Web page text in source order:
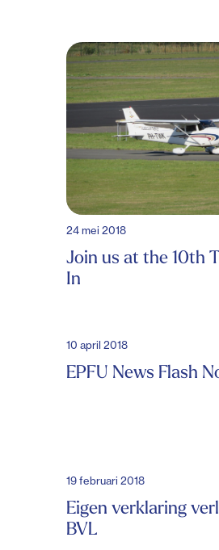
24 mei 2018
Join us at the 10th
In
10 april 2018
EPFU News Flash
19 februari 2018
Eigen verklaring
BVL